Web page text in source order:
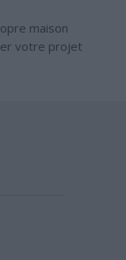
maison
votre projet